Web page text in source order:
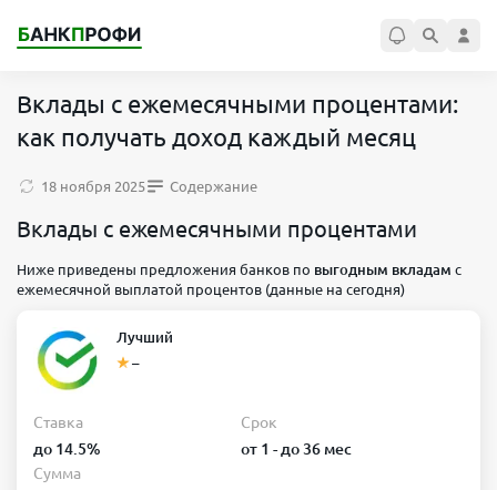
Вклады с ежемесячными процентами:
как получать доход каждый месяц
18 ноября 2025 Содержание
Вклады с ежемесячными процентами
Ниже приведены предложения банков по выгодным вкладам с
ежемесячной выплатой процентов (данные на сегодня)
Лучший
–
Ставка
до 14.5%
Срок
от 1 - до 36 мес
Сумма